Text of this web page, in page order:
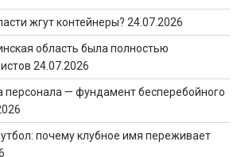
жгут контейнеры? 24.07.2026
область была полностью
24.07.2026
персонала — фундамент бесперебойного
почему клубное имя переживает